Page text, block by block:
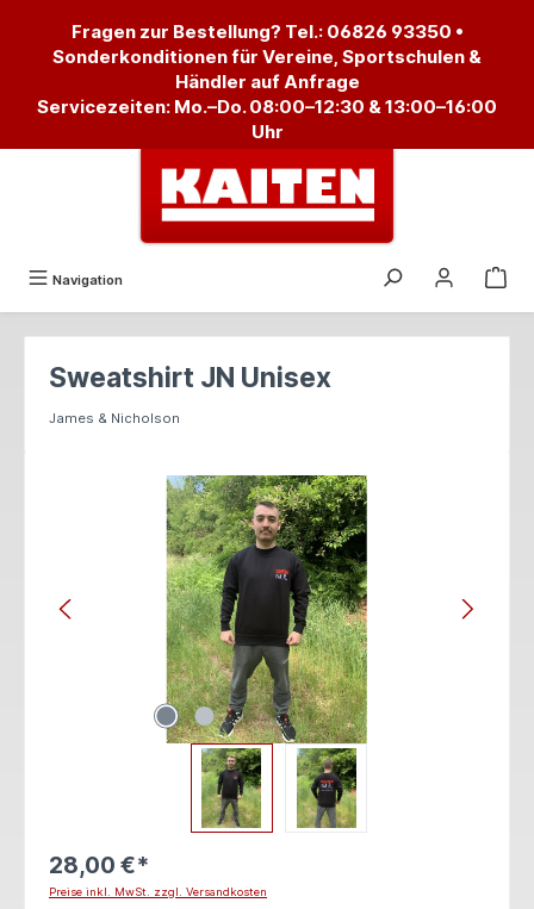
Fragen zur Bestellung? Tel.: 06826 93350 •
Sonderkonditionen für Vereine, Sportschulen &
Händler auf Anfrage
Servicezeiten: Mo.–Do. 08:00–12:30 & 13:00–16:00
Uhr
Navigation
Sweatshirt JN Unisex
James & Nicholson
Bildergalerie überspringen
28,00 €*
Preise inkl. MwSt. zzgl. Versandkosten